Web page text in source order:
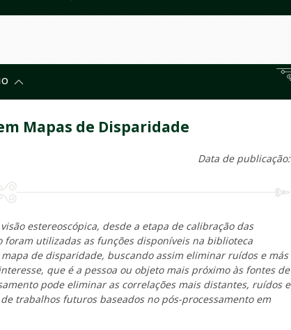
Mapas de Disparidade
Data de publicação:
estereoscópica, desde a etapa de calibração das
utilizadas as funções disponíveis na biblioteca
de disparidade, buscando assim eliminar ruídos e más
que é a pessoa ou objeto mais próximo às fontes de
pode eliminar as correlações mais distantes, ruídos e
trabalhos futuros baseados no pós-processamento em